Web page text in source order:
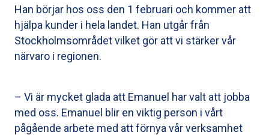
Han börjar hos oss den 1 februari och kommer att
hjälpa kunder i hela landet. Han utgår från
Stockholmsområdet vilket gör att vi stärker vår
närvaro i regionen.
– Vi är mycket glada att Emanuel har valt att jobba
med oss. Emanuel blir en viktig person i vårt
pågående arbete med att förnya vår verksamhet